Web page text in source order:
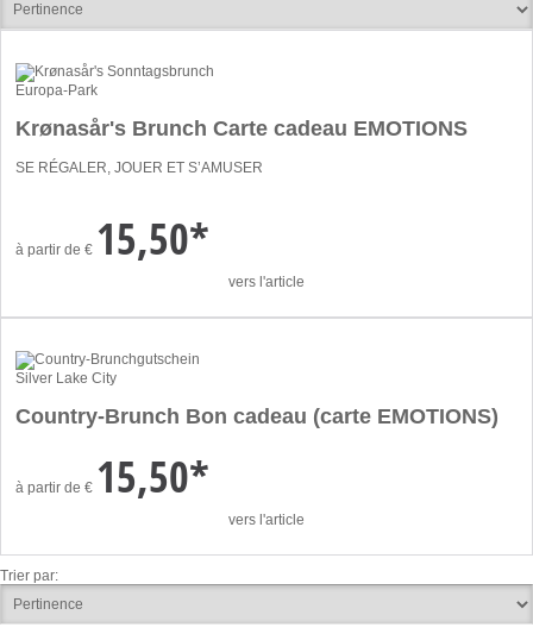
Europa-Park
Krønasår's Brunch Carte cadeau EMOTIONS
SE RÉGALER, JOUER ET S’AMUSER
à partir de € 15,50*
vers l'article
Silver Lake City
Country-Brunch Bon cadeau (carte EMOTIONS)
à partir de € 15,50*
vers l'article
Trier par: